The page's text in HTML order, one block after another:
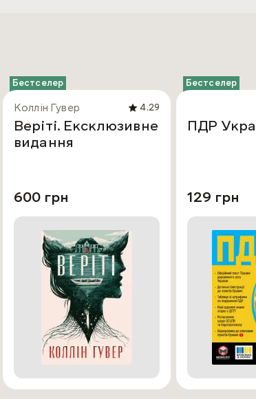
Бестселер
Коллін Гувер 4.29
Веріті. Ексклюзивне
видання
600 грн
Бестселер
ПДР
129 грн